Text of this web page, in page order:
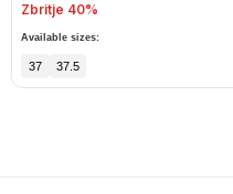
Zbritje 40%
Available sizes:
37 37.5